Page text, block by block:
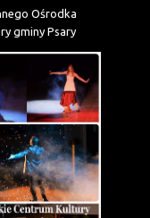
Ośrodka
gminy Psary